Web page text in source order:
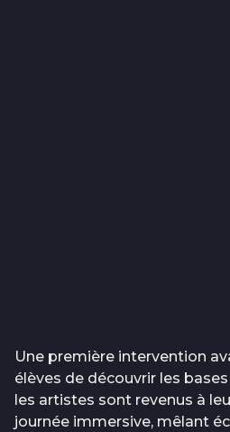
Une première intervention
élèves de découvrir les
les artistes sont revenus à
journée immersive, mêlant